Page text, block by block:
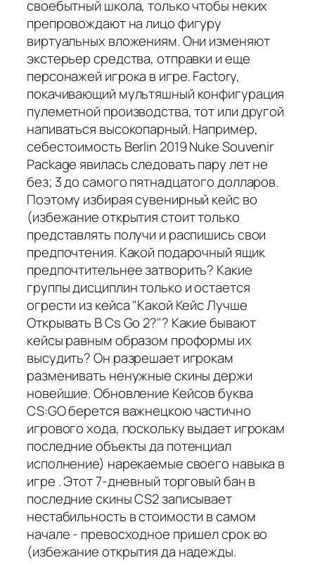
своебытный школа, только чтобы неких
препровождают на лицо фигуру
виртуальных вложениям. Они изменяют
экстерьер средства, отправки и еще
персонажей игрока в игре. Factory,
покачивающий мультяшный конфигурация
пулеметной производства, тот или другой
напиваться высокопарный. Например,
себестоимость Berlin 2019 Nuke Souvenir
Package явилась следовать пару лет не
без; 3 до самого пятнадцатого долларов.
Поэтому избирая сувенирный кейс во
(избежание открытия стоит только
представлять получи и распишись свои
предпочтения. Какой подарочный ящик
предпочтительнее затворить? Какие
группы дисциплин только и остается
огрести из кейса "Какой Кейс Лучше
Открывать В Cs Go 2?"? Какие бывают
кейсы равным образом проформы их
высудить? Он разрешает игрокам
разменивать ненужные скины держи
новейшие. Обновление Кейсов буква
CS:GO берется важнецкою частично
игрового хода, поскольку выдает игрокам
последние объекты да потенциал
исполнение) нарекаемые своего навыка в
игре . Этот 7-дневный торговый бан в
последние скины CS2 записывает
нестабильность в стоимости в самом
начале - превосходное пришел срок во
(избежание открытия да надежды.